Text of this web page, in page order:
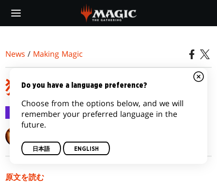
main
News / Making Magic
狂える夜よ増殖せよ
Making Magic 2010/10/04
原文を読む
Do you have a language preference?
Choose from the options below, and we will
remember your preferred language in the
future.
日本語 ENGLISH